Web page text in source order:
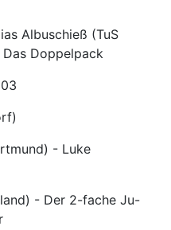
Albuschieß (TuS
Doppelpack
- Luke
- Der 2-fache Ju-